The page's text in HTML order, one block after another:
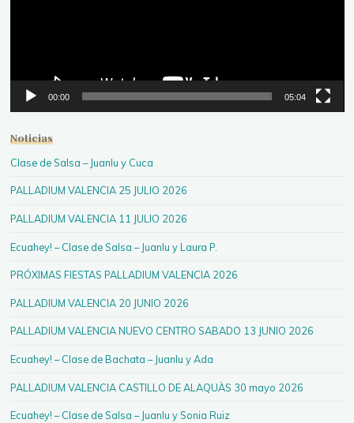
00:00 05:04
Noticias
Clase de Salsa – Juanlu y Cuca
PALLADIUM VALENCIA 25 JULIO 2026
PALLADIUM VALENCIA 11 JULIO 2026
Ecuahey! – Clase de Salsa – Juanlu y Laura P.
PRÓXIMAS FIESTAS PALLADIUM VALENCIA 2026
PALLADIUM VALENCIA 20 JUNIO 2026
PALLADIUM VALENCIA NUEVO CENTRO SABADO 13 JUNIO 2026
Ecuahey! – Clase de Bachata – Juanlu y Ada
PALLADIUM VALENCIA CASTILLO DE ALAQUÀS 30 mayo 2026
Ecuahey! – Clase de Salsa – Juanlu y Sonia Ruiz